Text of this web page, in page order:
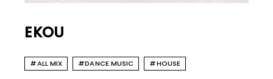
EKOU
#ALL MIX #DANCE MUSIC #HOUSE